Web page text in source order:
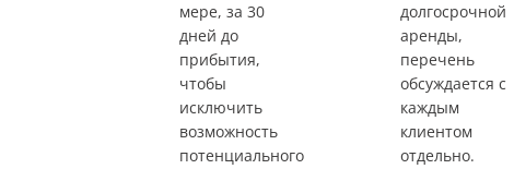
мере, за 30
дней до
прибытия,
чтобы
исключить
возможность
потенциального
долгосрочной
аренды,
перечень
обсуждается с
каждым
клиентом
отдельно.